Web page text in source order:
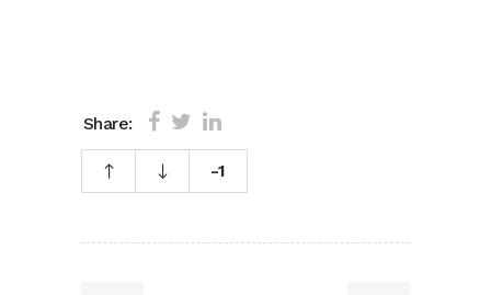
Share:
-1